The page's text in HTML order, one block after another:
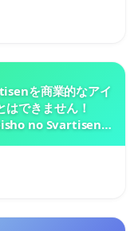
を商業的なアイ
できません！
no Svartisen o